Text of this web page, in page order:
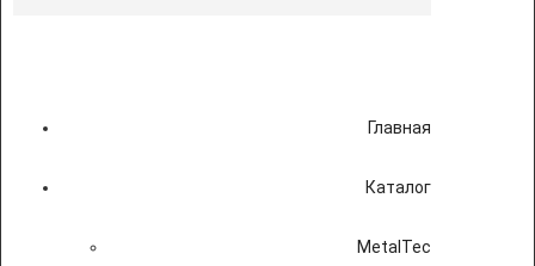
Главная
Каталог
MetalTec